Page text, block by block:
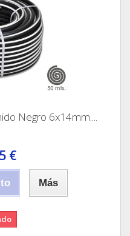
Negro 6x14mm....
€
Más